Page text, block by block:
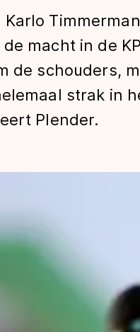
&
op
Karlo
macht in de
de schouders,
strak in
Plender.